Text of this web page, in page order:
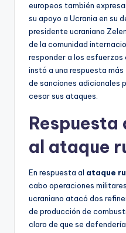
europeos también
su apoyo a Ucrania en su
presidente ucraniano
de la comunidad
responder a los esfuerzos
instó a una respuesta
de sanciones adicionales
cesar sus ataques.
Respuesta
al ataque
En respuesta al ataque
cabo operaciones
ucraniano atacó dos
de producción de
claro de que se